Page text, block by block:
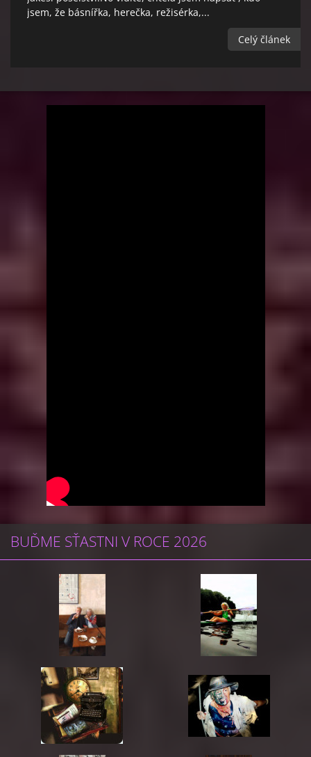
jsem, že básnířka, herečka, režisérka,...
Celý článek
BUĎME SŤASTNI V ROCE 2026